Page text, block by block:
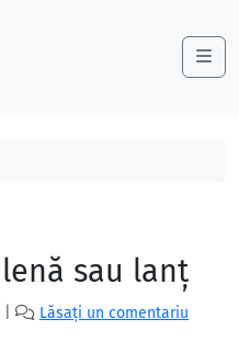
sau lanț
Lăsați un comentariu